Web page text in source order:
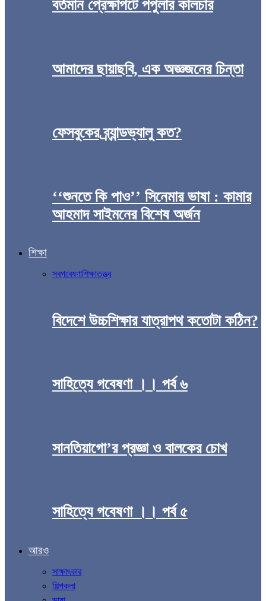
বর্তমান প্রেক্ষাপটে পপুলার কালচার
আমাদের ছায়াছবি, এক অজ্ঞজনের চিন্তা
ফেসবুকের ব্র্যান্ডভ্যালু কত?
‘‘শুনতে কি পাও’’ সিনেমার ভাষা : কামার
আহমাদ সাইমনের বিশেষ অর্জন
শিক্ষা
সবগবেষণাশিক্ষাতত্ত্ব
বিদেশে উচ্চশিক্ষার যাত্রাপথ কতোটা কঠিন?
সাহিত্যে গবেষণা ।। পর্ব ৬
সানতিয়াগো’র প্রজ্ঞা ও বালকের চোখ
সাহিত্যে গবেষণা ।। পর্ব ৫
আরও
সাক্ষাৎকার
শিল্পকলা